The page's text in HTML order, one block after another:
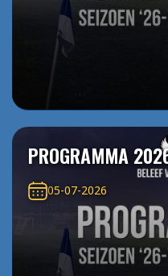
PROGRAMMA
05-07-2026